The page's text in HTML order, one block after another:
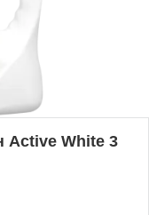
Active White 3